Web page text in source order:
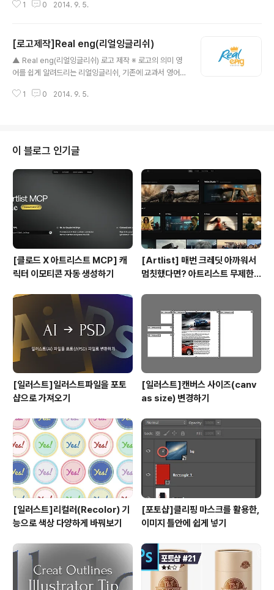
수 있는 집모양의 심볼을 그냥 사용하기보다는, 마치, 연필
로고명과 부제목을 단순하게 표현하였습니다.
1 0 2014. 9. 5.
[로고제작]Real eng(리얼잉글리쉬)
▲ Real eng(리얼잉글리쉬) 로고 제작 ※ 로고의 의미 영
어를 쉽게 알려드리는 리얼잉글리쉬, 기존에 교과서 영어
표현과, 슬랭같은 표현뿐만 아니라 다양한 종류의 영어를
그래피형, 알파벳 'eng'는 서로 이어진듯한 느낌으로 디자
인하게 되었습니다. 또한, 알파벳 'eng' 의 겹쳐지는 부분
에는 약간의 그림자를 추가하여 조금더 입체적인 느낌을
1 0 2014. 9. 5.
이 블로그 인기글
[클로드 X 아트리스트 MCP] 캐
릭터 이모티콘 자동 생성하기
[Artlist] 매번 크레딧 아까워서
멈칫했다면? 아트리스트 무제한
[일러스트]일러스트파일을 포토
샵으로 가져오기
[일러스트]캔버스 사이즈(canv
as size) 변경하기
[일러스트]리컬러(Recolor) 기
능으로 색상 다양하게 바꿔보기
[포토샵]클리핑 마스크를 활용한,
이미지 틀안에 쉽게 넣기